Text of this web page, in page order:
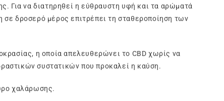
Για να διατηρηθεί η εύθραυστη υφή και τα αρώματά
σε δροσερό μέρος επιτρέπει τη σταθεροποίηση των
η οποία απελευθερώνει το CBD χωρίς να
συστατικών που προκαλεί η καύση.
χαλάρωσης.